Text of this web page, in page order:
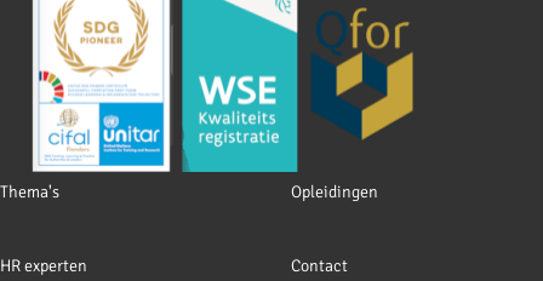
Footer
Thema's Opleidingen
HR experten Contact